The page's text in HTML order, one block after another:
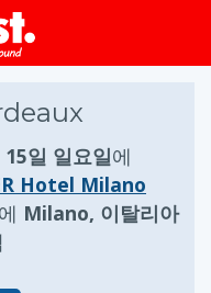
일 일요일에
Hotel Milano
에 Milano, 이탈리아